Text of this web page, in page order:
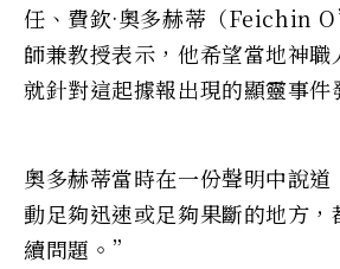
任、費欽·奧多赫蒂（Feichin
師兼教授表示，他希望當地神職
就針對這起據報出現的顯靈事件
奧多赫蒂當時在一份聲明中說
動足夠迅速或足夠果斷的地方，
續問題。”